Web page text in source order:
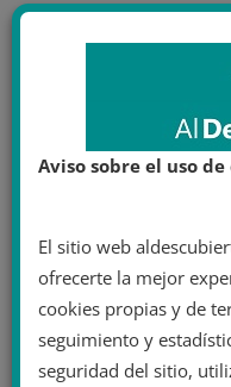
Aviso sobre el uso de
El sitio web
ofrecerte la mejor
cookies propias y de
seguimiento y
seguridad del sitio,